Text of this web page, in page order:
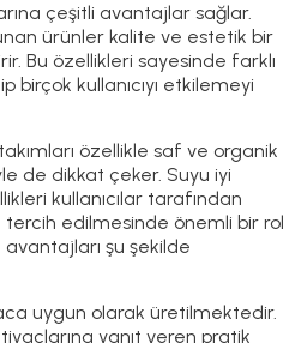
çeşitli avantajlar sağlar.
ürünler kalite ve estetik bir
Bu özellikleri sayesinde farklı
kullanıcıyı etkilemeyi
özellikle saf ve organik
de dikkat çeker. Suyu iyi
kullanıcılar tarafından
tercih edilmesinde önemli bir rol
şu şekilde
uygun olarak üretilmektedir.
yanıt veren pratik